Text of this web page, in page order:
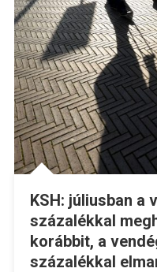
KSH: júliusban a
százalékkal
korábbit, a
százalékkal